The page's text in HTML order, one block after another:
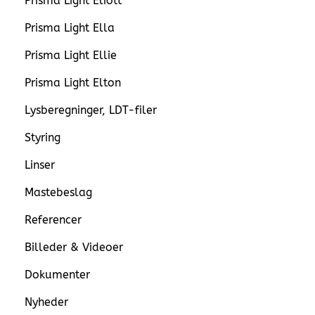
Prisma Light Ella
Prisma Light Ellie
Prisma Light Elton
Lysberegninger, LDT-filer
Styring
Linser
Mastebeslag
Referencer
Billeder & Videoer
Dokumenter
Nyheder